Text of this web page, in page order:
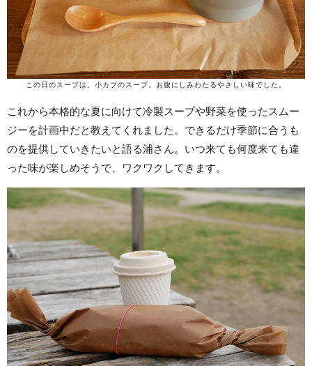
この日のスープは、小カブのスープ。お腹にしみわたるやさしい味でした。
これから本格的な夏に向けて冷製スープや野菜を使ったスムー
ジーを計画中だと教えてくれました。できるだけ季節に合うも
のを提供していきたいと語る浦さん。いつ来ても何度来ても違
った味が楽しめそうで、ワクワクしてきます。